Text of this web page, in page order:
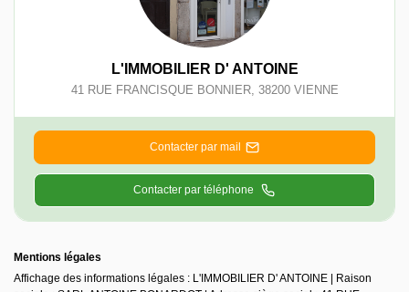
L'IMMOBILIER D' ANTOINE
41 RUE FRANCISQUE BONNIER, 38200 VIENNE
Contacter par mail
Contacter par téléphone
Mentions légales
Affichage des informations légales : L'IMMOBILIER D' ANTOINE | Raison